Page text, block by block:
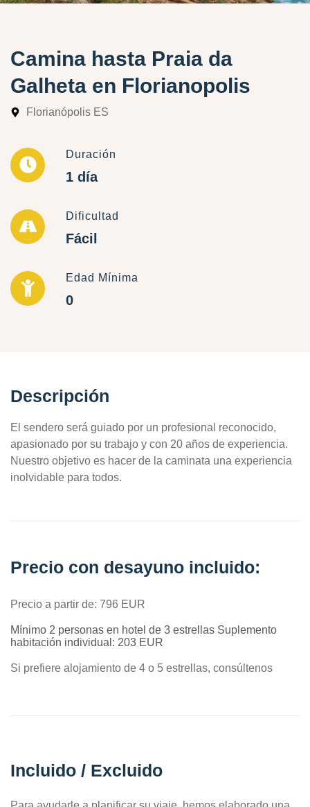
Camina hasta Praia da
Galheta en Florianopolis
Florianópolis ES
Duración
1 día
Dificultad
Fácil
Edad Mínima
0
Descripción
El sendero será guiado por un profesional reconocido,
apasionado por su trabajo y con 20 años de experiencia.
Nuestro objetivo es hacer de la caminata una experiencia
inolvidable para todos.
Precio con desayuno incluido:
Precio a partir de: 796 EUR
Mínimo 2 personas en hotel de 3 estrellas Suplemento
habitación individual: 203 EUR
Si prefiere alojamiento de 4 o 5 estrellas, consúltenos
Incluido / Excluido